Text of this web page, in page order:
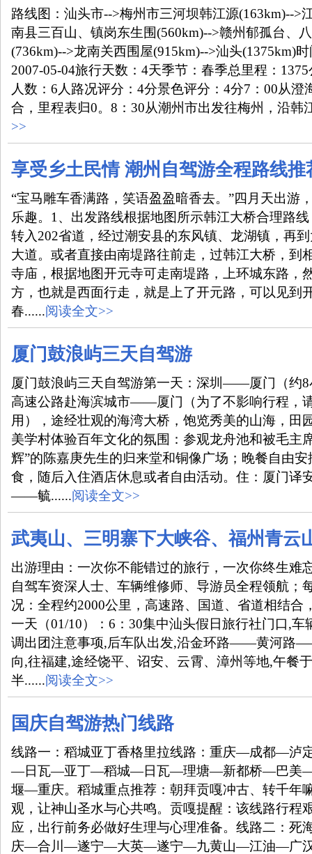
路线图：汕头市-->梅州市三河坝韩江源(163km)-->
南县三百山、镇岗东生围(560km)-->赣州郁孤台、
(736km)-->龙南关西围屋(915km)-->汕头(1375km)
2007-05-04旅行天数：4天季节：春季总里程：
人数：6人路况评分：4分景色评分：4分7：00从澄
合，里程表归0。8：30从潮州市出发往梅州，沿韩
>>
享受乡土民情 潮州自驾游全程路线推
“宝马雕车香满路，笑语盈盈暗香去。”四月天出游
乐趣。1、出发路线根据地图所示韩江大桥合理路
转入202省道，经过潮安县的东风镇、龙湖镇，再
大道。或者直接由南堤路往前走，过韩江大桥，到
寺庙，根据地图开元寺可走南堤路，上环城东路，
方，也就是西面行走，就是上了开元路，可以见到
春......阅读全文>>
厦门鼓浪屿三天自驾游
厦门鼓浪屿三天自驾游第一天：深圳——厦门（约8
高速公路赴海滨城市——厦门（为了不影响行程，
用），途经壮观的海湾大桥，饱览秀美的山海，田
美学村体验百年文化的氛围：参观龙舟池和被毛主
辉”的陈嘉庚先生的归来堂和铜像广场；晚餐自由
食，随后入住酒店休息或者自由活动。住：厦门译
——毓......阅读全文>>
武夷山、三明寨下大峡谷、福州青云
出游理由：一次你不能错过的旅行，一次你终生难
自驾车资深人士、车辆维修师、导游员全程领航；
况：全程约2000公里，高速路、国道、省道相结合
一天（01/10）：6：30集中汕头假日旅行社门口,车
调出团注意事项,后车队出发,沿金环路——黄河
向,往福建,途经饶平、诏安、云霄、漳州等地,午餐
半......阅读全文>>
国庆自驾游热门线路
线路一：稻城亚丁香格里拉线路：重庆—成都—
—日瓦—亚丁—稻城—日瓦—理塘—新都桥—巴美
堰—重庆。稻城重点推荐：朝拜贡嘎冲古、转千年
观，让神山圣水与心共鸣。贡嘎提醒：该线路行程
应，出行前务必做好生理与心理准备。线路二：死
庆—合川—遂宁—大英—遂宁—九黄山—江油—广